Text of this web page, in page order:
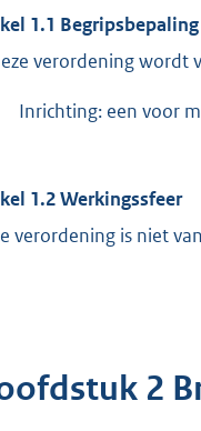
1.1 Begripsbepaling
verordening wordt
Inrichting: een voor
1.2 Werkingssfeer
verordening is niet
2